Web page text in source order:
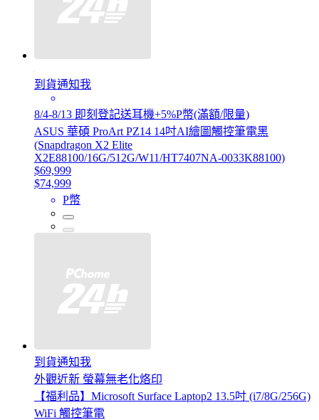
到貨通知我
8/4-8/13 即刻登記送耳機+5%P幣(滿額/限量)
ASUS 華碩 ProArt PZ14 14吋AI繪圖觸控筆電黑
(Snapdragon X2 Elite
X2E88100/16G/512G/W11/HT7407NA-0033K88100)
$69,999
$74,999
P幣
到貨通知我
外觀近新 螢幕無老化烙印
【福利品】Microsoft Surface Laptop2 13.5吋 (i7/8G/256G)
WiFi 觸控筆電